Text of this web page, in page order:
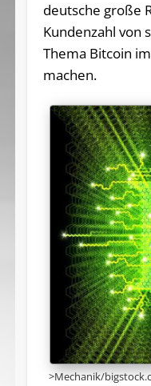
deutsche große
Kundenzahl von
Thema Bitcoin
machen.
>Mechanik/